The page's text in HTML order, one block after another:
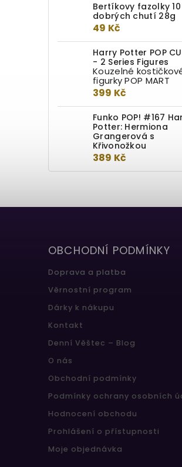
Bertíkovy fazolky 10
dobrých chutí 28g
49 Kč
Harry Potter POP
- 2 Series Figures
Kouzelné
figurky POP MART
399 Kč
Funko POP! #167
Potter: Hermiona
Grangerová s
Křivonožkou
389 Kč
Obal na pas Harry
Ministerstvo kouzel
1 149 Kč
Do kotlíku
Magic – Identity Card od
MinaLima je inspirované...
OBCHODNÍ PODMÍNKY
Doprava a platba
Věrnostní program
Dárky k nákupu
Kontakt
Denní Věštec – Blog
O nás
Obchodní podmínky
Podmínky ochrany osobních
Hodnocení obchodu
Prohlášení o přístupnosti
Moje objednávka